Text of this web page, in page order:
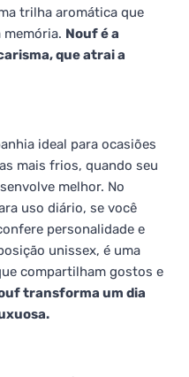
trilha aromática que
Nouf é a
que atrai a
ideal para ocasiões
mais frios, quando seu
melhor. No
uso diário, se você
personalidade e
unissex, é uma
compartilham gostos e
transforma um dia